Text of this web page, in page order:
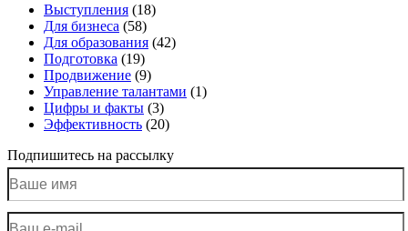
Выступления (18)
Для бизнеса (58)
Для образования (42)
Подготовка (19)
Продвижение (9)
Управление талантами (1)
Цифры и факты (3)
Эффективность (20)
Подпишитесь на рассылку